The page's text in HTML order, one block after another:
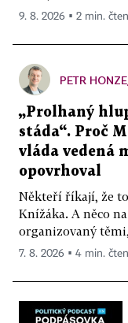
9. 8. 2026 ▪ 2 min.
PETR
„Prolhaný
stáda“. Proč
vláda vedená
opovrhoval
Někteří říkají, že
Knížáka. A něco
organizovaný
7. 8. 2026 ▪ 4 min.